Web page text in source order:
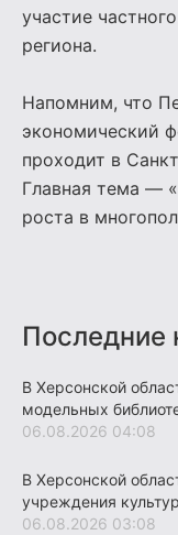
участие
региона.
Напомним, что
экономический
проходит в
Главная тема —
роста в
Последние
В Херсонской
модельных
06.08.2026 04:08
В Херсонской
учреждения
06.08.2026 03:08